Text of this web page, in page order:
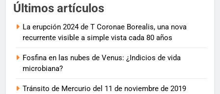
Últimos artículos
La erupción 2024 de T Coronae Borealis, una nova
recurrente visible a simple vista cada 80 años
Fosfina en las nubes de Venus: ¿Indicios de vida
microbiana?
Tránsito de Mercurio del 11 de noviembre de 2019